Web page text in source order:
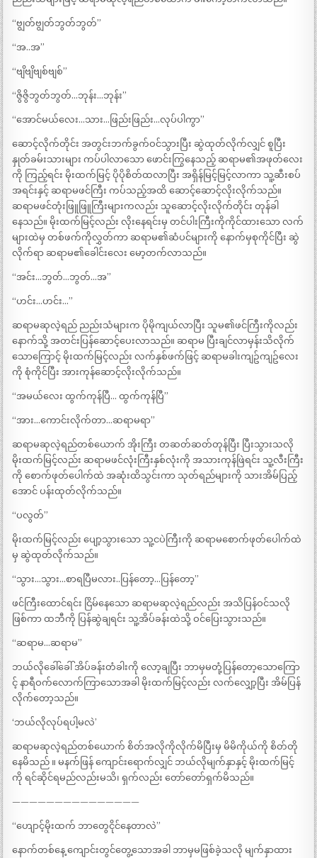
“ဗျွတ်ဗျွတ်ဘွတ်ဘွတ်”
“အ..အ”
“ဗျိဗျိဗျစ်ဗျစ်”
“ဇွိဇွိဘွတ်ဘွတ်…ဘုန်း…ဘုန်း”
“အောင်မယ်လေး…သား…ဖြည်းဖြည်း…လုပ်ပါကွာ”
ဆောင့်လိုက်တိုင်း အတွင်းဘက်ခွက်ဝင်သွားပြီး ဆွဲထုတ်လိုက်လျှင် စူပြီး
နှုတ်ခမ်းသားများ ကပ်ပါလာသော ဖောင်းကြွနေသည့် ဆရာမ၏အဖုတ်လေး
ကို ကြည့်ရင်း မိုးထက်မြင့် ပိုပိုစိတ်ထလာပြီး အရှိန်မြင့်မြင့်လာကာ သူ့ဆီးစပ်
အရင်းနှင့် ဆရာမဖင်ကြီး ကပ်သည့်အထိ ဆောင့်ဆောင့်လိုးလိုက်သည်။
ဆရာမဖင်တုံးဖြူဖြူကြီးများကလည်း သူဆောင့်လိုးလိုက်တိုင်း တုန်ခါ
နေသည်။ မိုးထက်မြင့်လည်း လိုးနေရင်းမှ တင်ပါးကြီးကိုကိုင်ထားသော လက်
များထဲမှ တစ်ဖက်ကိုလွှတ်ကာ ဆရာမ၏ဆံပင်များကို နောက်မှစုကိုင်ပြီး ဆွဲ
လိုက်ရာ ဆရာမ၏ခေါင်းလေး မော့တက်လာသည်။
“အင်း…ဘွတ်…ဘွတ်…အ”
“ဟင်း…ဟင်း…”
ဆရာမဆုလဲ့ရည် ညည်းသံများက ပိုမိုကျယ်လာပြီး သူမ၏ဖင်ကြီးကိုလည်း
နောက်သို့ အတင်းပြန်ဆောင့်ပေးလာသည်။ ဆရာမ ပြီးချင်လာမှန်းသိလိုက်
သောကြောင့် မိုးထက်မြင့်လည်း လက်နှစ်ဖက်ဖြင့် ဆရာမခါးကျဥ်ကျဥ်လေး
ကို စုံကိုင်ပြီး အားကုန်ဆောင့်လိုးလိုက်သည်။
“အမယ်လေး ထွက်ကုန်ပြီ… ထွက်ကုန်ပြီ”
“အား…ကောင်းလိုက်တာ…ဆရာမရာ”
ဆရာမဆုလဲ့ရည်တစ်ယောက် အိုးကြီး တဆတ်ဆတ်တုန်ပြီး ပြီးသွားသလို
မိုးထက်မြင့်လည်း ဆရာမဖင်လုံးကြီးနှစ်လုံးကို အသားကုန်ဖြဲရင်း သူ့လီးကြီး
ကို စောက်ဖုတ်ပေါက်ထဲ အဆုံးထိသွင်းကာ သုတ်ရည်များကို သားအိမ်ပြည့်
အောင် ပန်းထုတ်လိုက်သည်။
“ပလွတ်”
မိုးထက်မြင့်လည်း ပျော့သွားသော သူ့ငပဲကြီးကို ဆရာမစောက်ဖုတ်ပေါက်ထဲ
မှ ဆွဲထုတ်လိုက်သည်။
“သွား…သွား..​.စာရပြီမလား..ပြန်တော့…ပြန်တော့”
ဖင်ကြီးထောင်ရင်း ငြိမ်နေသော ဆရာမဆုလဲ့ရည်လည်း အသိပြန်ဝင်သလို
ဖြစ်ကာ ထဘီကို ပြန်ဆွဲချရင်း သူ့အိပ်ခန်းထဲသို့ ဝင်ပြေးသွားသည်။
“ဆရာမ…ဆရာမ”
ဘယ်လိုခေါ်ခေါ် အိပ်ခန်းတံခါးကို လော့ချပြီး ဘာမှမတုံ့ပြန်တော့သောကြော
င့် နာရီဝက်လောက်ကြာသောအခါ မိုးထက်မြင့်လည်း လက်လျှော့ပြီး အိမ်ပြန်
လိုက်တော့သည်။
‘ဘယ်လိုလုပ်ရပါ့မလဲ’
ဆရာမဆုလဲ့ရည်တစ်ယောက် စိတ်အလိုကိုလိုက်မိပြီးမှ မိမိကိုယ်ကို စိတ်တို
နေမိသည် ။ မနက်ဖြန် ကျောင်းရောက်လျှင် ဘယ်လိုမျက်နှာနှင့် မိုးထက်မြင့်
ကို ရင်ဆိုင်ရမည်လည်းမသိ၊ ရှက်လည်း တော်တော်ရှက်မိသည်။
———————————————
“ဟျောင့်မိုးထက် ဘာတွေငိုင်နေတာလဲ”
နောက်တစ်နေ့ ကျောင်းတွင်တွေ့သောအခါ ဘာမှမဖြစ်ခဲ့သလို မျက်နှာထား